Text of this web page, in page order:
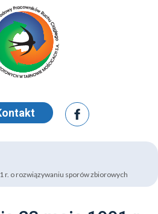
r. o rozwiązywaniu sporów zbiorowych